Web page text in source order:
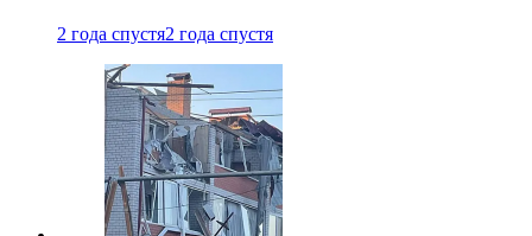
2 года спустя2 года спустя